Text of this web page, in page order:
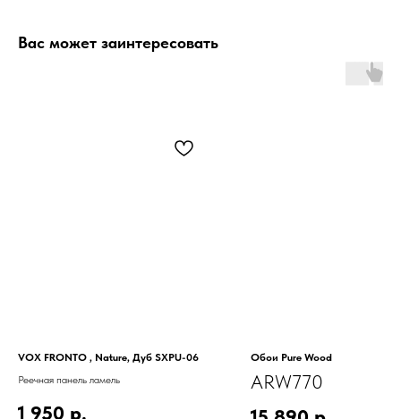
Вас может заинтересовать
VOX FRONTO , Nature, Дуб SXPU-06
Реечная панель ламель
1 950 р.
Обои Pure Wood
ARW770